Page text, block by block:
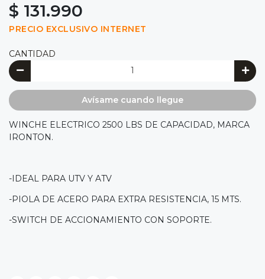
$ 131.990
PRECIO EXCLUSIVO INTERNET
CANTIDAD
Avísame cuando llegue
WINCHE ELECTRICO 2500 LBS DE CAPACIDAD, MARCA
IRONTON.
-IDEAL PARA UTV Y ATV
-PIOLA DE ACERO PARA EXTRA RESISTENCIA, 15 MTS.
-SWITCH DE ACCIONAMIENTO CON SOPORTE.